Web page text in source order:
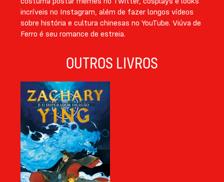
incríveis no Instagram, além de fazer longos vídeos
sobre história e cultura chinesas no YouTube. Viúva de
Ferro é seu romance de estreia.
OUTROS LIVROS